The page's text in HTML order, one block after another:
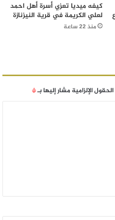
كيفه ميديا تعزي أسرة أهل احمد
لعلي الكريمة في قرية النيزنازة
منذ 22 ساعة
الحقول الإلزامية مشار إليها بـ*